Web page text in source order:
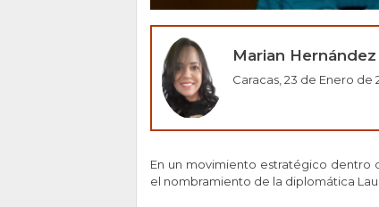
Marian
Caracas, 23 de Enero de
En un movimiento estratégico dentro
el nombramiento de la diplomática